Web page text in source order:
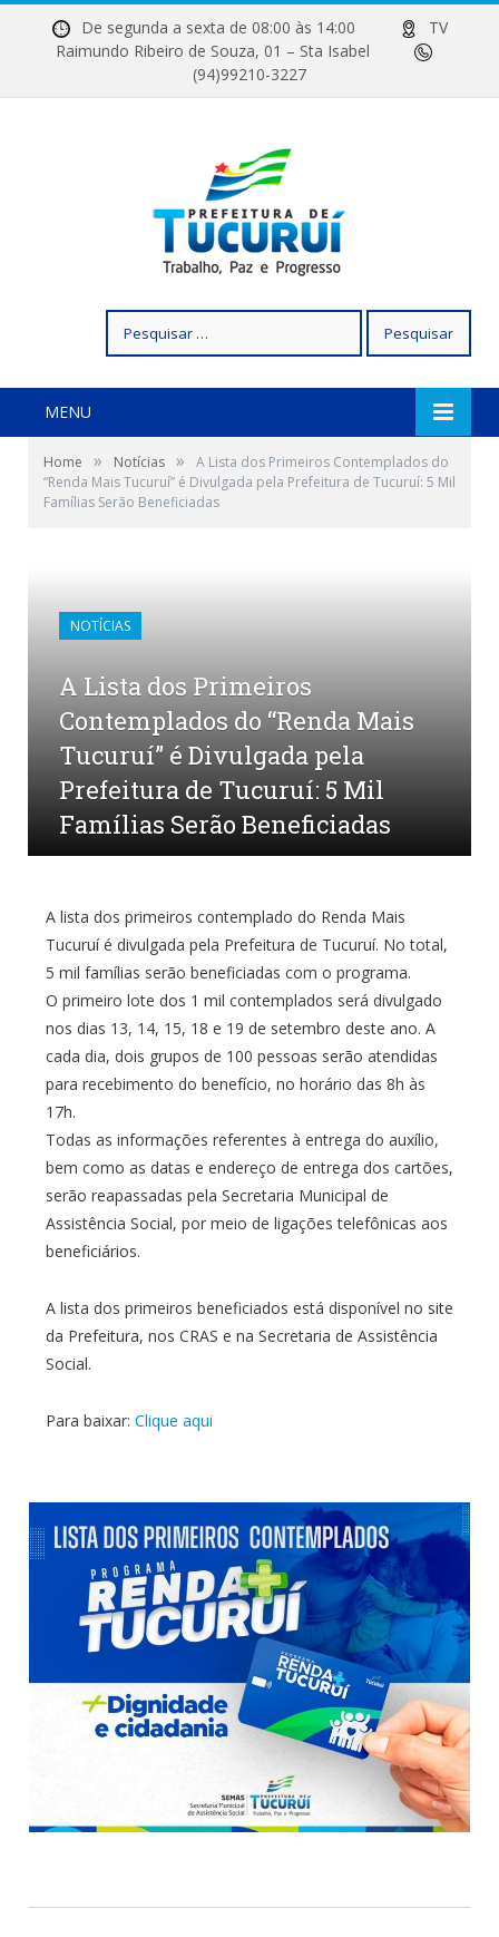
De segunda a sexta de 08:00 às 14:00
TV
Raimundo Ribeiro de Souza, 01 – Sta Isabel
(94)99210-3227
por:
MENU
Home » Notícias »
A Lista dos Primeiros Contemplados do
“Renda Mais Tucuruí” é Divulgada pela Prefeitura de Tucuruí: 5 Mil
Famílias Serão Beneficiadas
NOTÍCIAS
A Lista dos Primeiros
Contemplados do “Renda Mais
Tucuruí” é Divulgada pela
Prefeitura de Tucuruí: 5 Mil
Famílias Serão Beneficiadas
A lista dos primeiros contemplado do Renda Mais
Tucuruí é divulgada pela Prefeitura de Tucuruí. No total,
5 mil famílias serão beneficiadas com o programa.
O primeiro lote dos 1 mil contemplados será divulgado
nos dias 13, 14, 15, 18 e 19 de setembro deste ano. A
cada dia, dois grupos de 100 pessoas serão atendidas
para recebimento do benefício, no horário das 8h às
17h.
Todas as informações referentes à entrega do auxílio,
bem como as datas e endereço de entrega dos cartões,
serão reapassadas pela Secretaria Municipal de
Assistência Social, por meio de ligações telefônicas aos
beneficiários.
A lista dos primeiros beneficiados está disponível no site
da Prefeitura, nos CRAS e na Secretaria de Assistência
Social.
Para baixar: Clique aqui